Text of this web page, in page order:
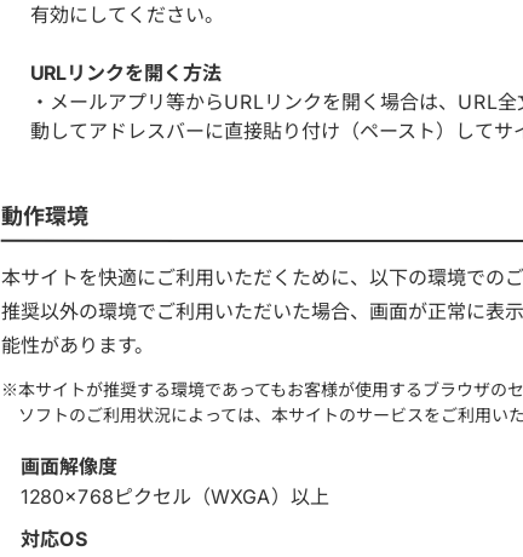
有効にしてください。
URLリンクを開く方法
・メールアプリ等からURLリンクを開く場合は、URL
動してアドレスバーに直接貼り付け（ペースト）してサ
動作環境
本サイトを快適にご利用いただくために、以下の環境での
推奨以外の環境でご利用いただいた場合、画面が正常に表
能性があります。
本サイトが推奨する環境であってもお客様が使用するブラウザの
ソフトのご利用状況によっては、本サイトのサービスをご利用い
画面解像度
1280×768ピクセル（WXGA）以上
対応OS